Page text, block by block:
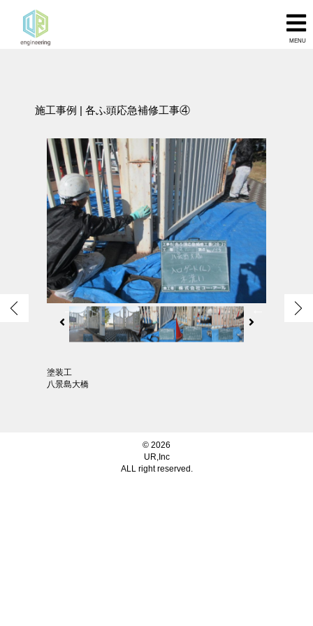
MENU
施工事例 | 各ふ頭応急補修工事④
塗装工
八景島大橋
© 2026
UR,Inc
ALL right reserved.